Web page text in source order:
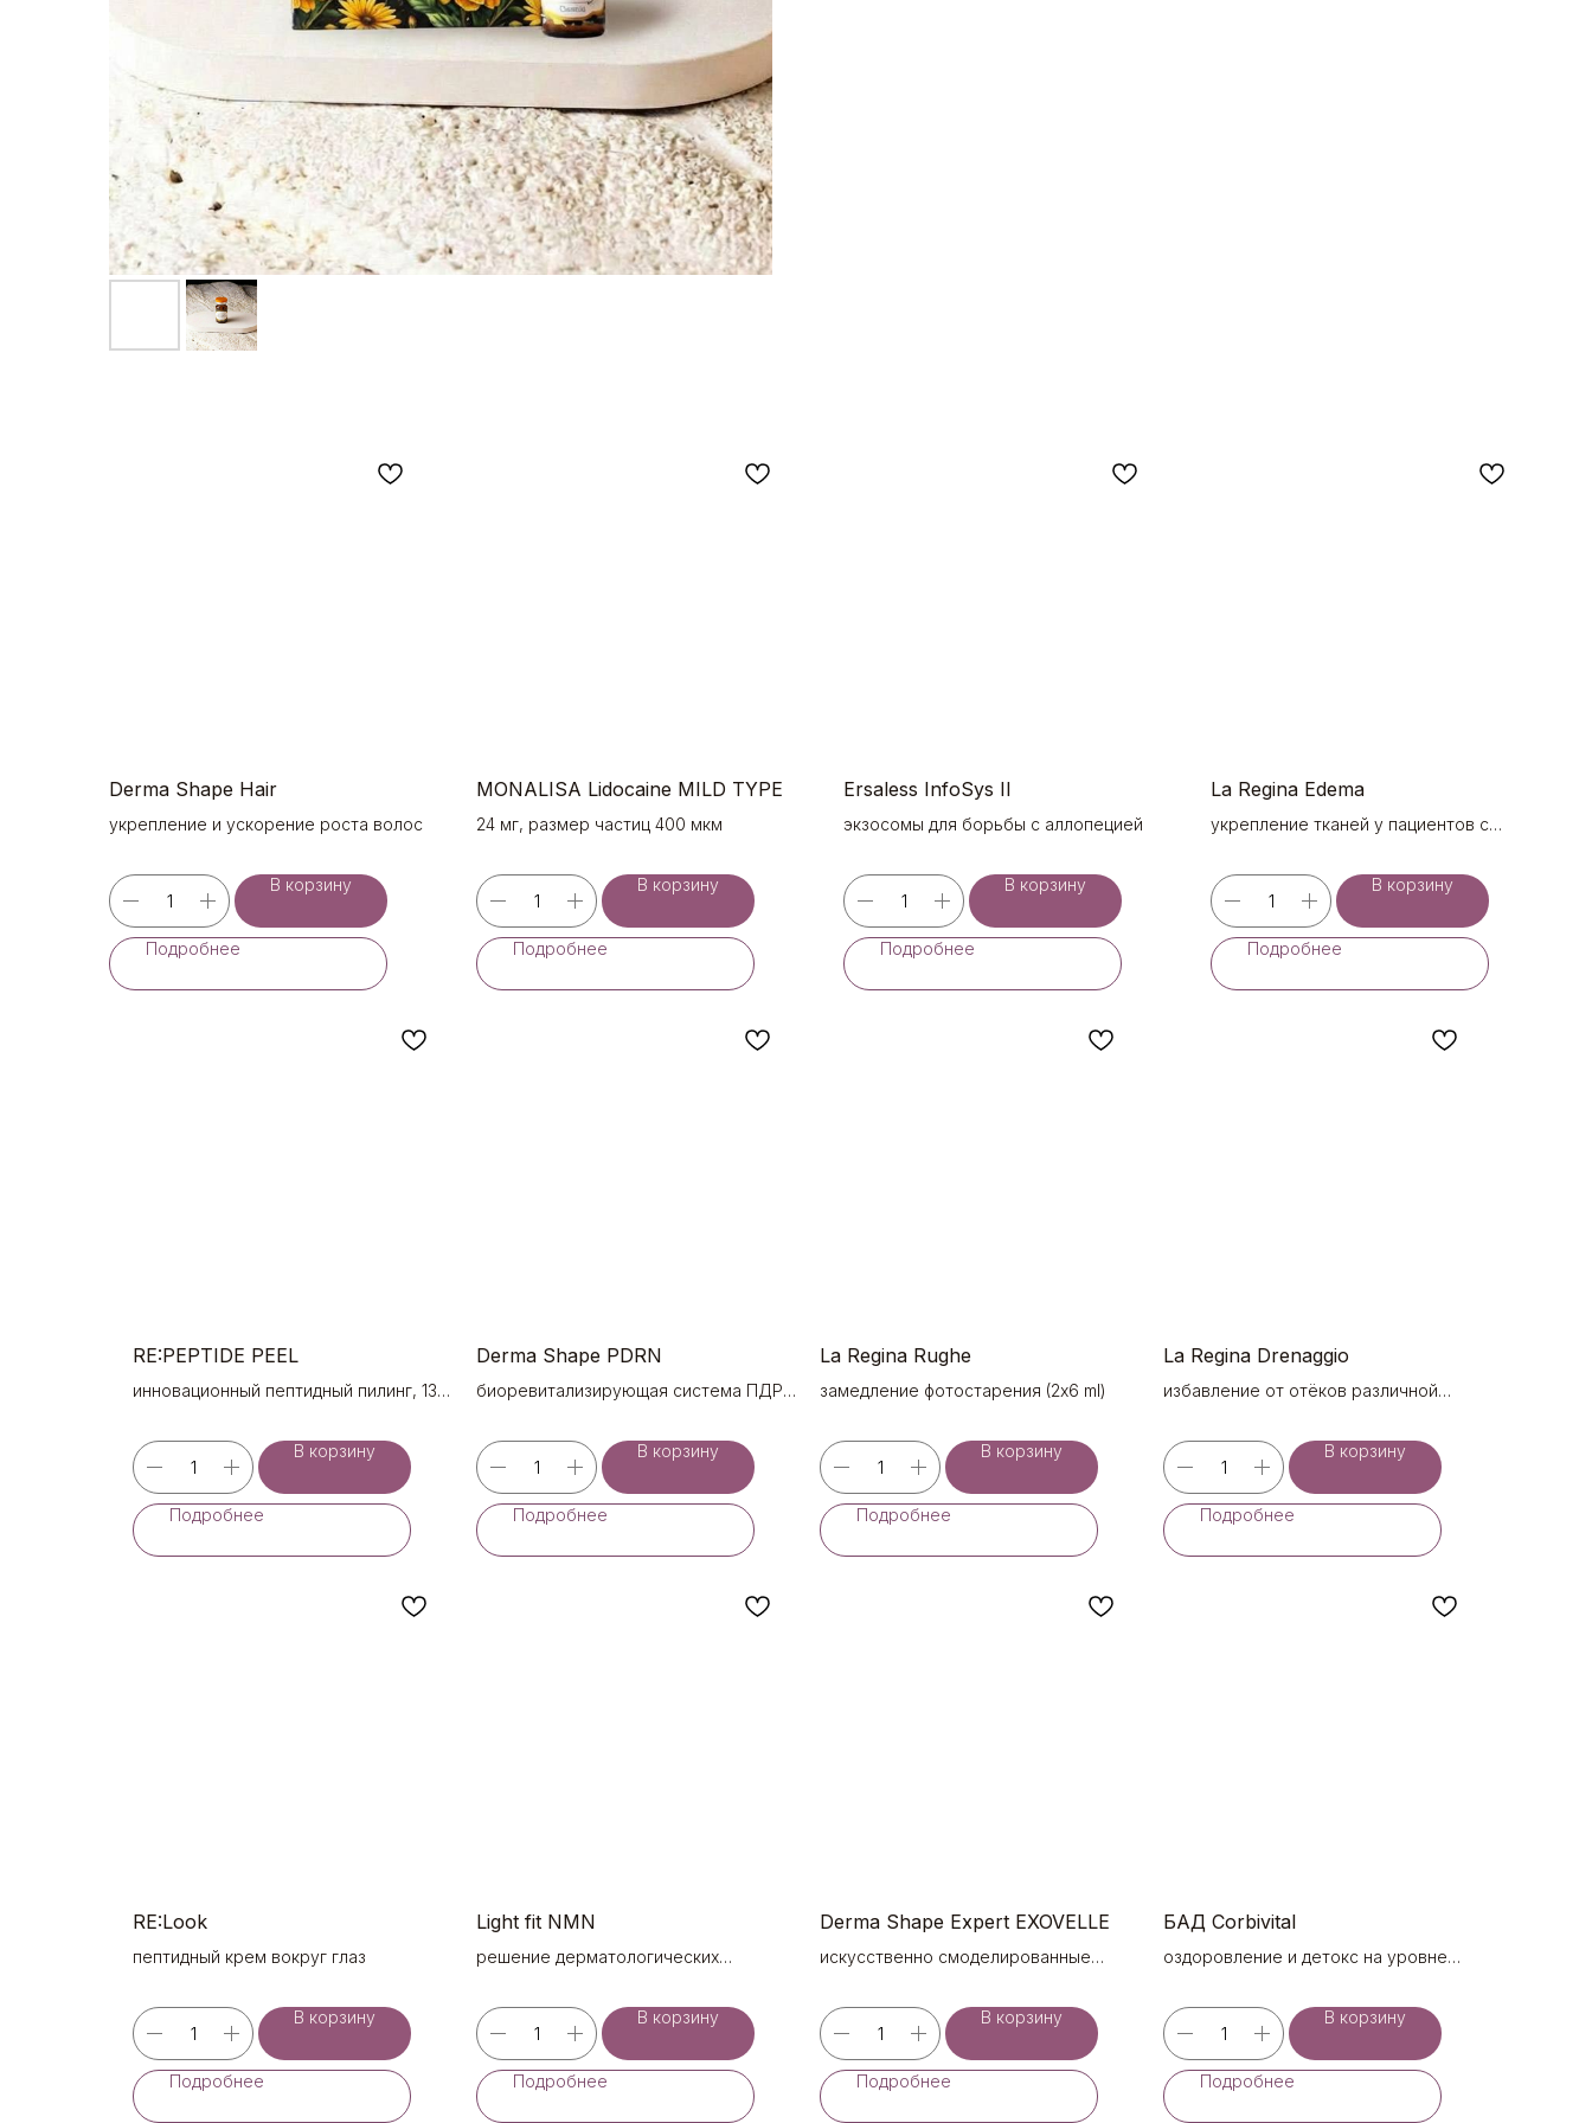
Derma Shape Hair
укрепление и ускорение роста волос
В корзину
Подробнее
MONALISA Lidocaine MILD TYPE
24 мг, размер частиц 400 мкм
В корзину
Подробнее
Ersaless InfoSys II
экзосомы для борьбы с аллопецией
В корзину
Подробнее
La Regina Edema
укрепление тканей у пациентов с
гликированным лицом и телом (2х6 ml)
В корзину
Подробнее
RE:PEPTIDE PEEL
инновационный пептидный пилинг, 130
В корзину
Подробнее
Derma Shape PDRN
биоревитализирующая система ПДРН
В корзину
Подробнее
La Regina Rughe
замедление фотостарения (2х6 ml)
В корзину
Подробнее
La Regina Drenaggio
избавление от отёков различной
комплексные процедуры дренажа, в
том числе периорбиты (2х6 ml)
В корзину
Подробнее
RE:Look
пептидный крем вокруг глаз
В корзину
Подробнее
Light fit NMN
решение дерматологических
действием
В корзину
Подробнее
Derma Shape Expert EXOVELLE
искусственно смоделированные
В корзину
Подробнее
БАД Corbivital
оздоровление и детокс на уровне
В корзину
Подробнее